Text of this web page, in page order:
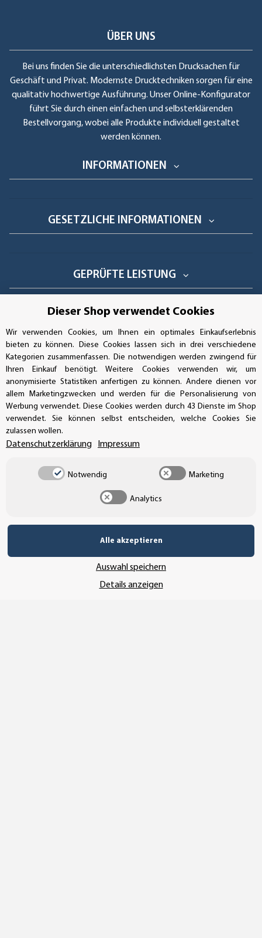
ÜBER UNS
Bei uns finden Sie die unterschiedlichsten Drucksachen für
Geschäft und Privat. Modernste Drucktechniken sorgen für eine
qualitativ hochwertige Ausführung. Unser Online-Konfigurator
führt Sie durch einen einfachen und selbsterklärenden
Bestellvorgang, wobei alle Produkte individuell gestaltet
werden können.
INFORMATIONEN
GESETZLICHE INFORMATIONEN
GEPRÜFTE LEISTUNG
AUFKLEBERDEALER STORE
Handwerkerring 1, D-39326 Wolmirstedt
Bestellungen/Support: +49 (0)39-201-28-98-10
UNSER AFFILIATE-PROGRAMM
SSL-Verschlüsselung
Dieser Shop verwendet Cookies
Wir verwenden Cookies, um Ihnen ein optimales Einkaufserlebnis
bieten zu können. Diese Cookies lassen sich in drei verschiedene
Kategorien zusammenfassen. Die notwendigen werden zwingend für
Ihren Einkauf benötigt. Weitere Cookies verwenden wir, um
anonymisierte Statistiken anfertigen zu können. Andere dienen vor
allem Marketingzwecken und werden für die Personalisierung von
Werbung verwendet. Diese Cookies werden durch 43 Dienste im Shop
verwendet. Sie können selbst entscheiden, welche Cookies Sie
zulassen wollen.
Datenschutzerklärung Impressum
Notwendig Marketing
Analytics
Alle akzeptieren
Auswahl speichern
Details anzeigen